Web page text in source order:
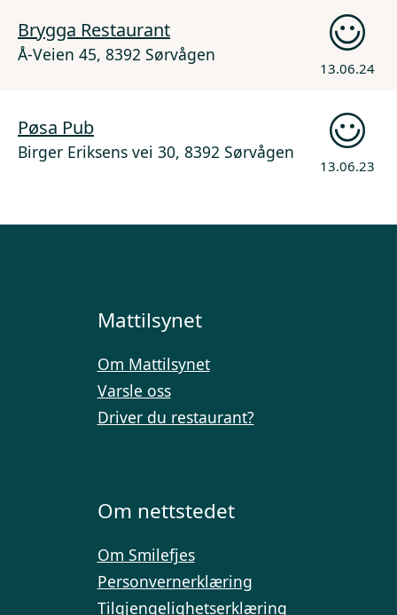
Brygga Restaurant
Å-Veien 45, 8392 Sørvågen
13.06.24
Pøsa Pub
Birger Eriksens vei 30, 8392 Sørvågen
13.06.23
Mattilsynet
Om Mattilsynet
Varsle oss
Driver du restaurant?
Om nettstedet
Om Smilefjes
Personvernerklæring
Tilgjengelighetserklæring